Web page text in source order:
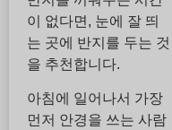
이 없다면, 눈에 잘 띄
는 곳에 반지를 두는 것
을 추천합니다.
아침에 일어나서 가장
먼저 안경을 쓰는 사람